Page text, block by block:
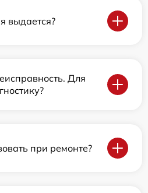
выдается?
Для
при ремонте?